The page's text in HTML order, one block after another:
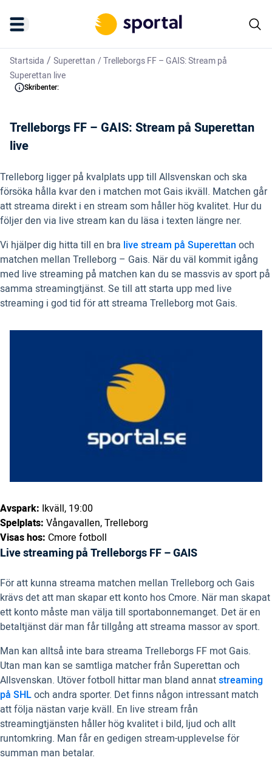
Startsida / Superettan /Trelleborgs FF – GAIS: Stream på
Superettan live
Skribenter:
Trelleborgs FF – GAIS: Stream på Superettan
live
Trelleborg ligger på kvalplats upp till Allsvenskan och ska
försöka hålla kvar den i matchen mot Gais ikväll. Matchen går
att streama direkt i en stream som håller hög kvalitet. Hur du
följer den via live stream kan du läsa i texten längre ner.
Vi hjälper dig hitta till en bra live stream på Superettan och
matchen mellan Trelleborg – Gais. När du väl kommit igång
med live streaming på matchen kan du se massvis av sport på
samma streamingtjänst. Se till att starta upp med live
streaming i god tid för att streama Trelleborg mot Gais.
Avspark: Ikväll, 19:00
Spelplats: Vångavallen, Trelleborg
Visas hos: Cmore fotboll
Live streaming på Trelleborgs FF – GAIS
För att kunna streama matchen mellan Trelleborg och Gais
krävs det att man skapar ett konto hos Cmore. När man skapat
ett konto måste man välja till sportabonnemanget. Det är en
betaltjänst där man får tillgång att streama massor av sport.
Man kan alltså inte bara streama Trelleborgs FF mot Gais.
Utan man kan se samtliga matcher från Superettan och
Allsvenskan. Utöver fotboll hittar man bland annatstreaming
på SHLoch andra sporter. Det finns någon intressant match
att följa nästan varje kväll. En live stream från
streamingtjänsten håller hög kvalitet i bild, ljud och allt
runtomkring. Man får en gedigen stream-upplevelse för
summan man betalar.